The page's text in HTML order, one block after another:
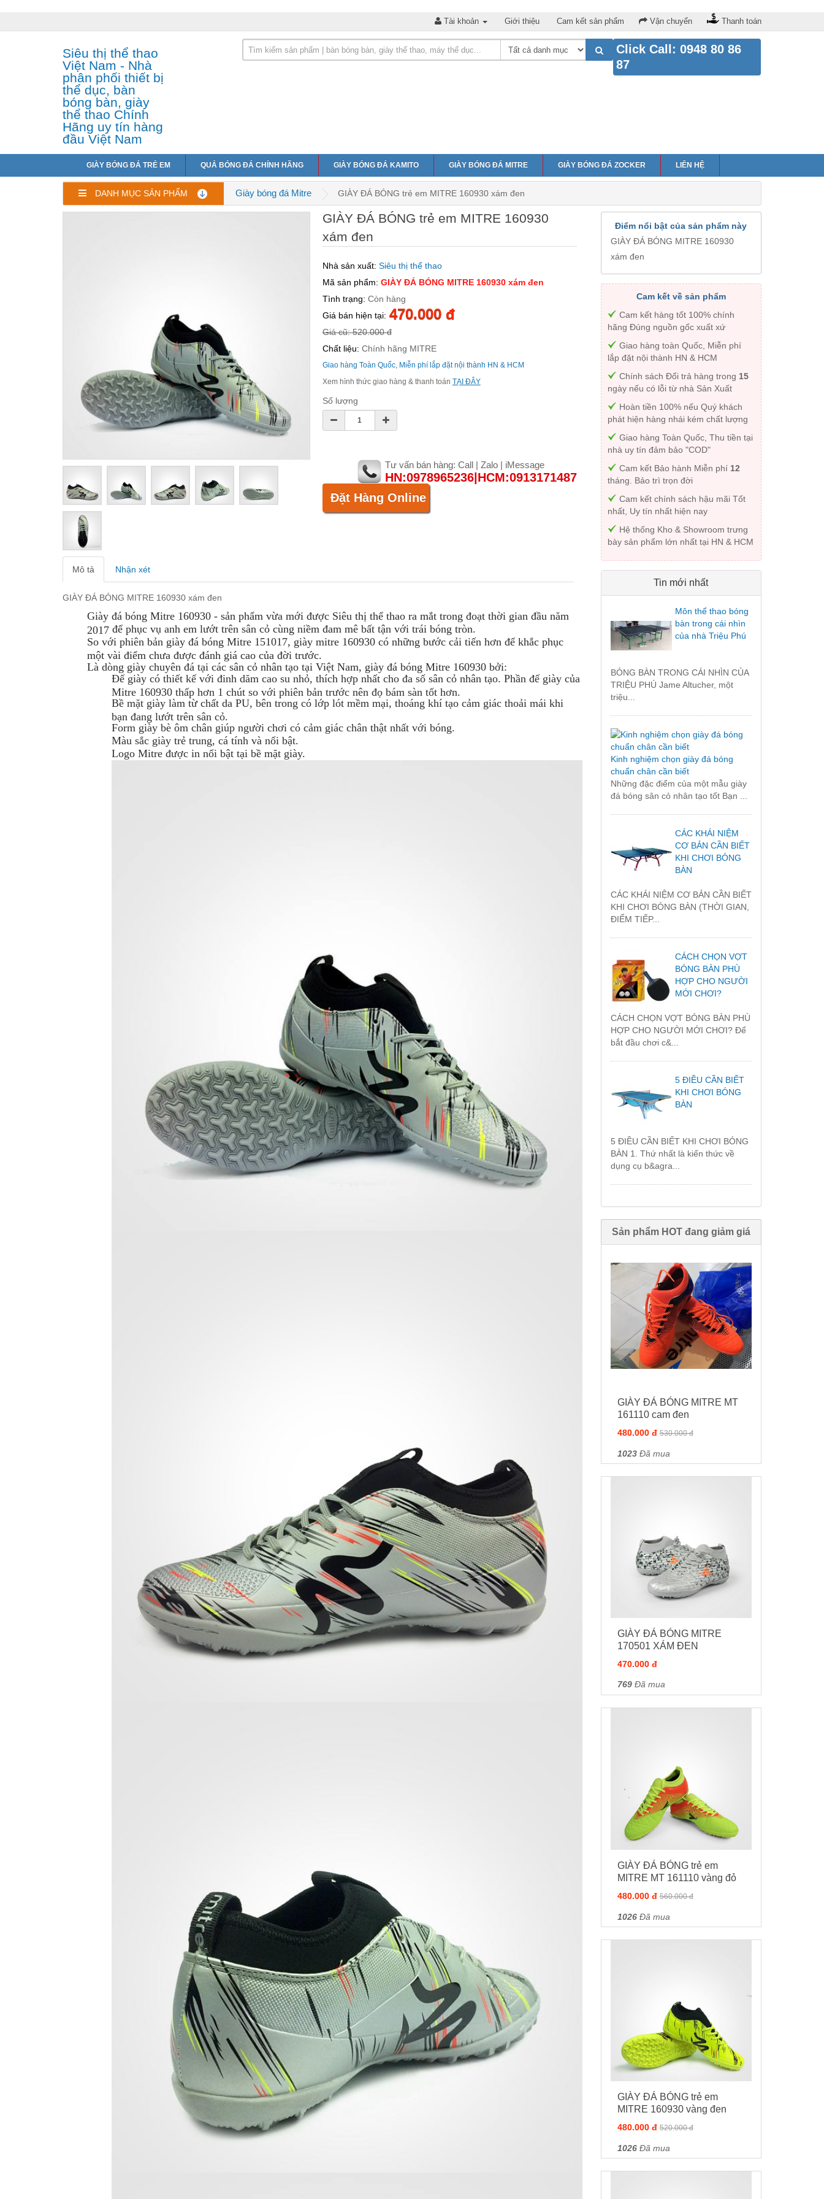
Tài khoản Giới thiệu Cam kết sản phẩm Vận chuyển Thanh toán
Siêu thị thể thao
Việt Nam - Nhà
phân phối thiết bị
thể dục, bàn
bóng bàn, giày
thể thao Chính
Hãng uy tín hàng
đầu Việt Nam
Click Call: 0948 80 86
87
GIÀY BÓNG ĐÁ TRẺ EM QUẢ BÓNG ĐÁ CHÍNH HÃNG GIÀY BÓNG ĐÁ KAMITO GIÀY BÓNG ĐÁ MITRE GIÀY BÓNG ĐÁ ZOCKER LIÊN HỆ
DANH MỤC SẢN PHẨM Giày bóng đá Mitre GIÀY ĐÁ BÓNG trẻ em MITRE 160930 xám đen
GIÀY ĐÁ BÓNG trẻ em MITRE 160930
xám đen
Nhà sản xuất: Siêu thị thể thao
Mã sản phẩm: GIÀY ĐÁ BÓNG MITRE 160930 xám đen
Tình trạng: Còn hàng
Giá bán hiện tại: 470.000 đ
Giá cũ: 520.000 đ
Chất liệu: Chính hãng MITRE
Giao hàng Toàn Quốc, Miễn phí lắp đặt nội thành HN & HCM
Xem hình thức giao hàng & thanh toán TẠI ĐÂY
Số lượng
Tư vấn bán hàng: Call | Zalo | iMessage
HN:0978965236|HCM:0913171487
Đặt Hàng Online
Mô tả Nhận xét
GIÀY ĐÁ BÓNG MITRE 160930 xám đen
Giày đá bóng Mitre 160930 - sản phẩm vừa mới được Siêu thị thể thao ra mắt trong đoạt thời gian đầu năm
2017 để phục vụ anh em lướt trên sân cỏ cùng niềm đam mê bất tận với trái bóng tròn.
So với phiên bản giày đá bóng Mitre 151017, giày mitre 160930 có những bước cải tiến hơn để khắc phục
một vài điểm chưa được đánh giá cao của đời trước.
Là dòng giày chuyên đá tại các sân cỏ nhân tạo tại Việt Nam, giày đá bóng Mitre 160930 bởi:
Đế giày có thiết kế với đinh dăm cao su nhỏ, thích hợp nhất cho đa số sân cỏ nhân tạo. Phần đế giày của
Mitre 160930 thấp hơn 1 chút so với phiên bản trước nên đọ bám sàn tốt hơn.
Bề mặt giày làm từ chất da PU, bên trong có lớp lót mềm mại, thoáng khí tạo cảm giác thoải mái khi
bạn đang lướt trên sân cỏ.
Form giày bè ôm chân giúp người chơi có cảm giác chân thật nhất với bóng.
Màu sắc giày trẻ trung, cá tính và nổi bật.
Logo Mitre được in nổi bật tại bề mặt giày.
Điểm nổi bật của sản phẩm này
GIÀY ĐÁ BÓNG MITRE 160930
xám đen
Cam kết về sản phẩm
Cam kết hàng tốt 100% chính
hãng Đúng nguồn gốc xuất xứ
Giao hàng toàn Quốc, Miễn phí
lắp đặt nội thành HN & HCM
Chính sách Đổi trả hàng trong 15
ngày nếu có lỗi từ nhà Sản Xuất
Hoàn tiền 100% nếu Quý khách
phát hiện hàng nhái kém chất lượng
Giao hàng Toàn Quốc, Thu tiền tại
nhà uy tín đảm bảo "COD"
Cam kết Bảo hành Miễn phí 12
tháng. Bảo trì trọn đời
Cam kết chính sách hậu mãi Tốt
nhất, Uy tín nhất hiện nay
Hệ thống Kho & Showroom trưng
bày sản phẩm lớn nhất tại HN & HCM
Tin mới nhất
Môn thể thao bóng
bàn trong cái nhìn
của nhà Triệu Phú
BÓNG BÀN TRONG CÁI NHÌN CỦA
TRIỆU PHÚ Jame Altucher, một
triệu...
Kinh nghiệm chọn giày đá bóng
chuẩn chân cần biết
Những đặc điểm của một mẫu giày
đá bóng sân cỏ nhân tạo tốt Bạn ...
CÁC KHÁI NIỆM
CƠ BẢN CẦN BIẾT
KHI CHƠI BÓNG
BÀN
CÁC KHÁI NIỆM CƠ BẢN CẦN BIẾT
KHI CHƠI BÓNG BÀN (THỜI GIAN,
ĐIỂM TIẾP...
CÁCH CHỌN VỢT
BÓNG BÀN PHÙ
HỢP CHO NGƯỜI
MỚI CHƠI?
CÁCH CHỌN VỢT BÓNG BÀN PHÙ
HỢP CHO NGƯỜI MỚI CHƠI? Để
bắt đầu chơi c&...
5 ĐIỀU CẦN BIẾT
KHI CHƠI BÓNG
BÀN
5 ĐIỀU CẦN BIẾT KHI CHƠI BÓNG
BÀN 1. Thứ nhất là kiến thức về
dụng cụ b&agra...
Sản phẩm HOT đang giảm giá
GIÀY ĐÁ BÓNG MITRE MT
161110 cam đen
480.000 đ 530.000 đ
1023Đã mua
GIÀY ĐÁ BÓNG MITRE
170501 XÁM ĐEN
470.000 đ
769Đã mua
GIÀY ĐÁ BÓNG trẻ em
MITRE MT 161110 vàng đỏ
480.000 đ 560.000 đ
1026Đã mua
GIÀY ĐÁ BÓNG trẻ em
MITRE 160930 vàng đen
480.000 đ 520.000 đ
1026Đã mua